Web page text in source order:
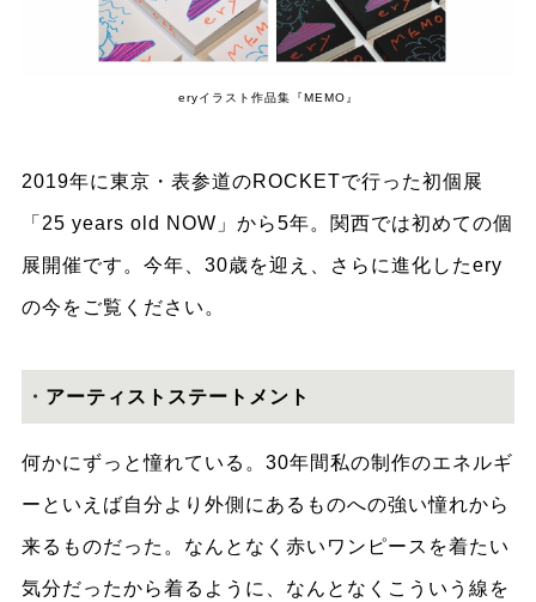
eryイラスト作品集『MEMO』
2019年に東京・表参道のROCKETで行った初個展
「25 years old NOW」から5年。関西では初めての個
展開催です。今年、30歳を迎え、さらに進化したery
の今をご覧ください。
・ アーティストステートメント
何かにずっと憧れている。30年間私の制作のエネルギ
ーといえば自分より外側にあるものへの強い憧れから
来るものだった。なんとなく赤いワンピースを着たい
気分だったから着るように、なんとなくこういう線を